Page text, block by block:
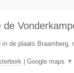
de
in de plaats Braamberg,
| Google maps ▼